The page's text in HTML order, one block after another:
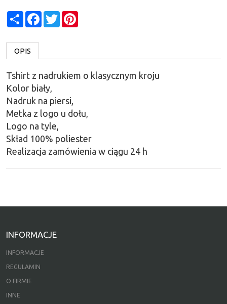
ShareFacebook
Twitter
OPIS
Tshirt z nadrukiem o klasycznym kroju
Kolor biały,
Nadruk na piersi,
Metka z logo u dołu,
Logo na tyle,
Skład 100% poliester
Realizacja zamówienia w ciągu 24 h
INFORMACJE
INFORMACJE
REGULAMIN
O FIRMIE
INNE